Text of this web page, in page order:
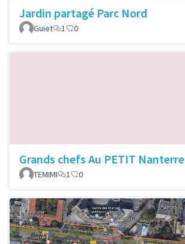
Jardin partagé Parc Nord
Guiet
1 0
Grands chefs Au PETIT Nanterre
TEMIMI
1 0